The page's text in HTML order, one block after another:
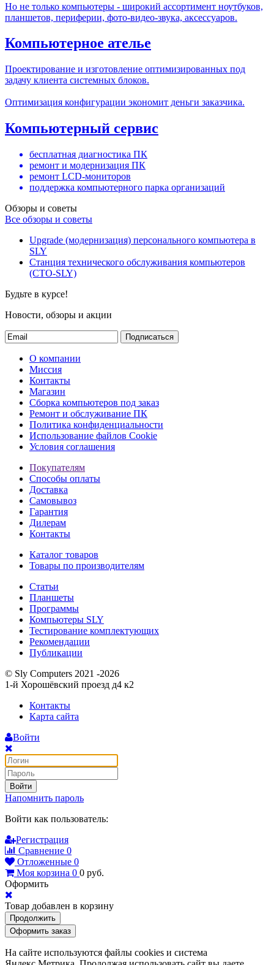
Но не только компьютеры - широкий ассортимент ноутбуков,
планшетов, периферии, фото-видео-звука, аксессуаров.
Компьютерное ателье
Проектирование и изготовление оптимизированных под
задачу клиента системных блоков.
Оптимизация конфигурации экономит деньги заказчика.
Компьютерный сервис
бесплатная диагностика ПК
ремонт и модернизация ПК
ремонт LCD-мониторов
поддержка компьютерного парка организаций
Обзоры и советы
Все обзоры и советы
Upgrade (модернизация) персонального компьютера в
SLY
Станция технического обслуживания компьютеров
(СТО-SLY)
Будьте в курсе!
Новости, обзоры и акции
Подписаться
О компании
Миссия
Контакты
Магазин
Сборка компьютеров под заказ
Ремонт и обслуживание ПК
Политика конфиденциальности
Использование файлов Cookie
Условия соглашения
Покупателям
Способы оплаты
Доставка
Самовывоз
Гарантия
Дилерам
Контакты
Каталог товаров
Товары по производителям
Статьи
Планшеты
Программы
Компьютеры SLY
Тестирование комплектующих
Рекомендации
Публикации
© Sly Computers 2021 -2026
1-й Хорошёвский проезд д4 к2
Контакты
Карта сайта
Войти
Войти
Напомнить пароль
Войти как пользователь:
Регистрация
Сравнение 0
Отложенные 0
Моя корзина 0 0 руб.
Оформить
Товар добавлен в корзину
Продолжить
Оформить заказ
На сайте используются файлы cookies и система